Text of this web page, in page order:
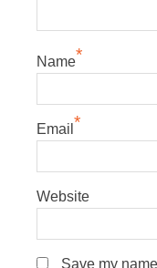
Name*
Email *
Website
Save my